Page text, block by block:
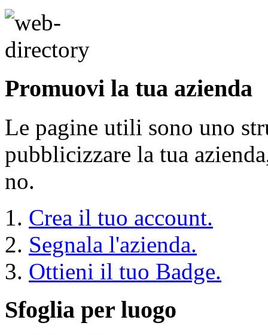
Promuovi la tua azienda
Le pagine utili sono uno
pubblicizzare la tua
no.
Crea il tuo account.
Segnala l'azienda.
Ottieni il tuo Badge.
Sfoglia per luogo